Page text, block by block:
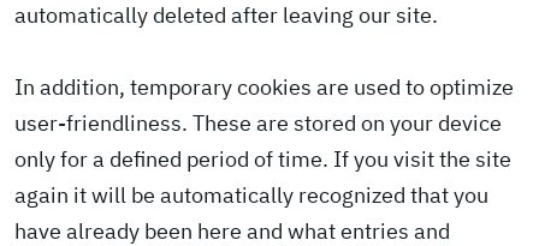
automatically deleted after leaving our site.
In addition, temporary cookies are used to optimize
user-friendliness. These are stored on your device
only for a defined period of time. If you visit the site
again it will be automatically recognized that you
have already been here and what entries and